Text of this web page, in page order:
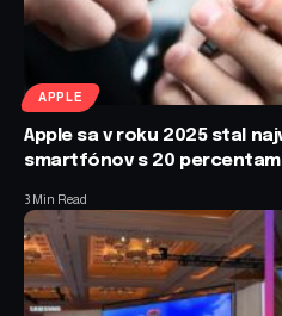
APPLE
Apple sa v roku 2025 stal
smartfónov s 20
3 Min Read